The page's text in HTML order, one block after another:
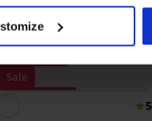
Sale
5